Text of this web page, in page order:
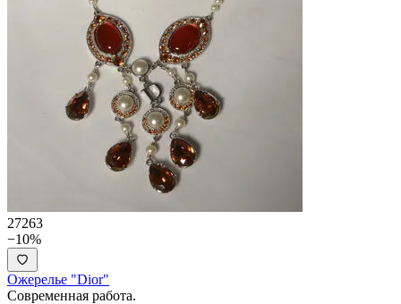
27263
−10%
Ожерелье "Dior"
Современная работа.